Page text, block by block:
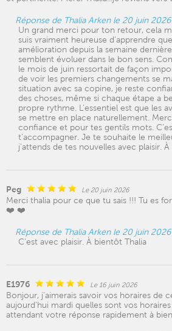
Réponse de Thalia Arken le 20 juin 2026
Un grand merci pour ton retour, cela
suis vraiment heureuse d’apprendre
amélioration depuis la semaine
semblent évoluer dans le bon sens.
le mois de juin ressortait de façon
de voir les premiers changements se
situation avec sa copine, je reste
des choses, même si chaque étape a
propre rythme. L’essentiel est que les
se mettre en place naturellement.
confiance et pour tes gentils mots.
t’accompagner. Je te souhaite le
j’attends de tes nouvelles avec plaisir.
Peg Le 20 juin 2026
Merci thalia pour ce que tu sais !!! Tu es
❤️ ❤️
Réponse de Thalia Arken le 20 juin 2026
C'est avec plaisir. À bientôt Thalia
E1976 Le 16 juin 2026
Bonjour, j'aimerais savoir vos horaires de
aujourd'hui mardi quelles sont vos
attendant votre réponse rapidement à